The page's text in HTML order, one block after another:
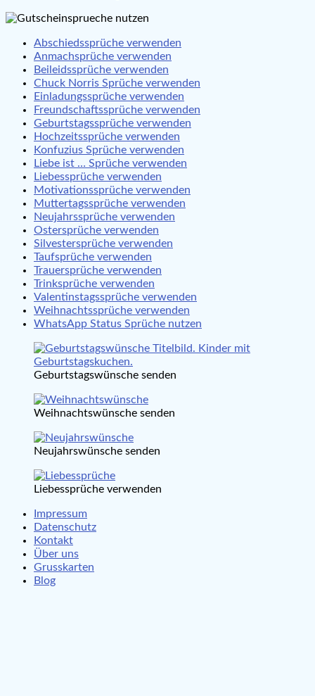
Abschiedssprüche verwenden
Anmachsprüche verwenden
Beileidssprüche verwenden
Chuck Norris Sprüche verwenden
Einladungssprüche verwenden
Freundschaftssprüche verwenden
Geburtstagssprüche verwenden
Hochzeitssprüche verwenden
Konfuzius Sprüche verwenden
Liebe ist … Sprüche verwenden
Liebessprüche verwenden
Motivationssprüche verwenden
Muttertagssprüche verwenden
Neujahrssprüche verwenden
Ostersprüche verwenden
Silvestersprüche verwenden
Taufsprüche verwenden
Trauersprüche verwenden
Trinksprüche verwenden
Valentinstagssprüche verwenden
Weihnachtssprüche verwenden
WhatsApp Status Sprüche nutzen
Geburtstagswünsche senden
Weihnachtswünsche senden
Neujahrswünsche senden
Liebessprüche verwenden
Impressum
Datenschutz
Kontakt
Über uns
Grusskarten
Blog